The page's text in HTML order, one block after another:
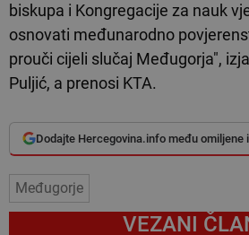
biskupa i Kongregacije za nauk
osnovati međunarodno
prouči cijeli slučaj Međugorja",
Puljić, a prenosi KTA.
Dodajte Hercegovina.info među omiljene
Međugorje
VEZANI